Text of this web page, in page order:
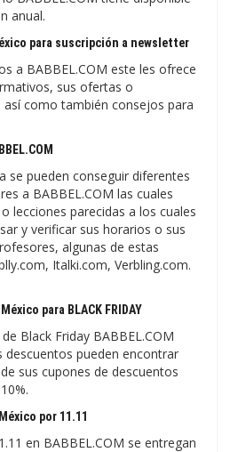
anual.
para suscripción a newsletter
a BABBEL.COM este les ofrece
sus ofertas o
como también consejos para
se pueden conseguir diferentes
a BABBEL.COM las cuales
lecciones parecidas a los cuales
y verificar sus horarios o sus
algunas de estas
Italki.com, Verbling.com.
para BLACK FRIDAY
Black Friday BABBEL.COM
descuentos pueden encontrar
sus cupones de descuentos
por 11.11
en BABBEL.COM se entregan